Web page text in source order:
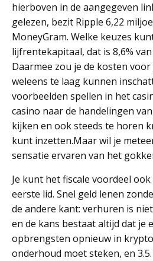
hierboven in de aangegeven
gelezen, bezit Ripple 6,22
MoneyGram. Welke keuzes
lijfrentekapitaal, dat is 8,6%
Daarmee zou je de kosten
weleens te laag kunnen
voorbeelden spellen in het
casino naar de handelingen
kijken en ook steeds te horen
kunt inzetten.Maar wil je
sensatie ervaren van het
Je kunt het fiscale voordeel
eerste lid. Snel geld lenen
de andere kant: verhuren is
en de kans bestaat altijd dat je
opbrengsten opnieuw in
onderhoud moet steken, en